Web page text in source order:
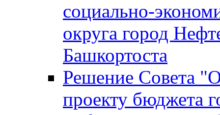
социально-
округа город
Башкортоста
Решение Совета
проекту бюджета